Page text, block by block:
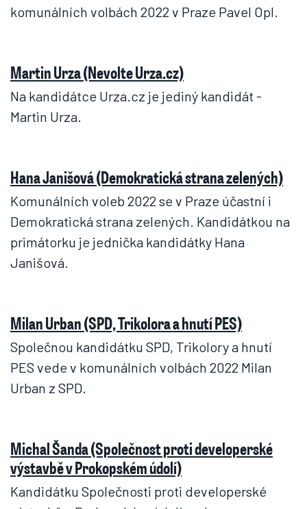
komunálních volbách 2022 v Praze Pavel Opl.
Martin Urza (Nevolte Urza.cz)
Na kandidátce Urza.cz je jediný kandidát -
Martin Urza.
Hana Janišová (Demokratická strana zelených)
Komunálních voleb 2022 se v Praze účastní i
Demokratická strana zelených. Kandidátkou na
primátorku je jednička kandidátky Hana
Janišová.
Milan Urban (SPD, Trikolora a hnutí PES)
Společnou kandidátku SPD, Trikolory a hnutí
PES vede v komunálních volbách 2022 Milan
Urban z SPD.
Michal Šanda (Společnost proti developerské
výstavbě v Prokopském údolí)
Kandidátku Společnosti proti developerské